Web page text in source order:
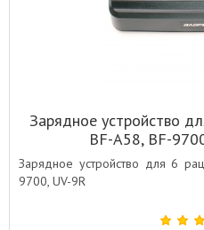
Зарядное устройство
BF-A58, BF-
Зарядное устройство для 6
9700, UV-9R